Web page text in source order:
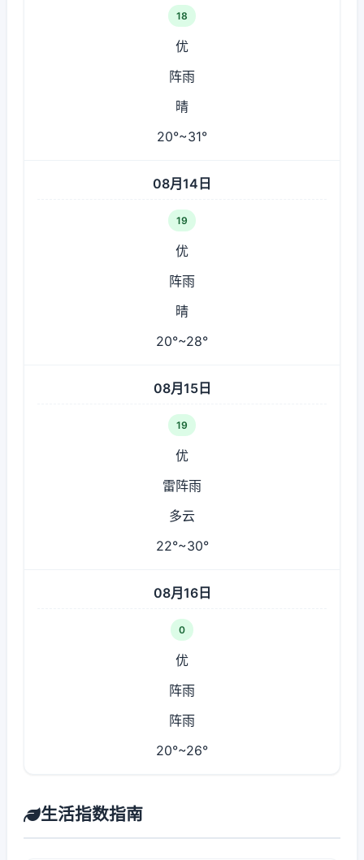
18
优
阵雨
晴
20°~31°
08月14日
19
优
阵雨
晴
20°~28°
08月15日
19
优
雷阵雨
多云
22°~30°
08月16日
0
优
阵雨
阵雨
20°~26°
生活指数指南